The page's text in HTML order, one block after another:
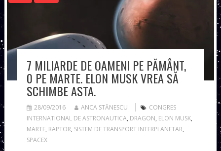
7 MILIARDE DE OAMENI PE PĂMÂNT,
0 PE MARTE. ELON MUSK VREA SĂ
SCHIMBE ASTA.
28/09/2016 ANCA STĂNESCU
CONGRES
INTERNATIONAL DE ASTRONAUTICA, DRAGON, ELON MUSK,
MARTE, RAPTOR, SISTEM DE TRANSPORT INTERPLANETAR,
SPACEX